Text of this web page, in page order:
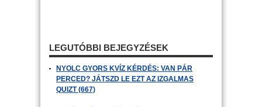
LEGUTÓBBI BEJEGYZÉSEK
NYOLC GYORS KVÍZ KÉRDÉS: VAN PÁR
PERCED? JÁTSZD LE EZT AZ IZGALMAS
QUIZT (667)